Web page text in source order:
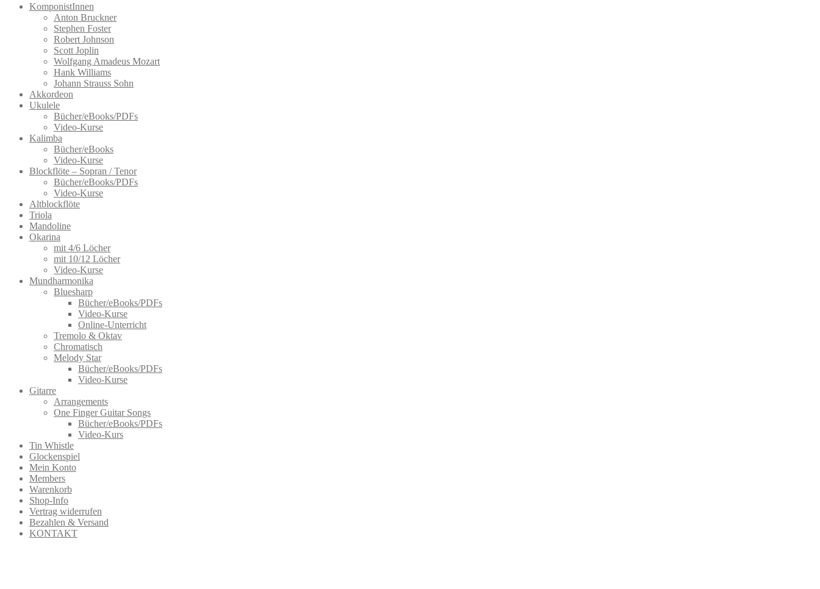
KomponistInnen
Anton Bruckner
Stephen Foster
Robert Johnson
Scott Joplin
Wolfgang Amadeus Mozart
Hank Williams
Johann Strauss Sohn
Akkordeon
Ukulele
Bücher/eBooks/PDFs
Video-Kurse
Kalimba
Bücher/eBooks
Video-Kurse
Blockflöte – Sopran / Tenor
Bücher/eBooks/PDFs
Video-Kurse
Altblockflöte
Triola
Mandoline
Okarina
mit 4/6 Löcher
mit 10/12 Löcher
Video-Kurse
Mundharmonika
Bluesharp
Bücher/eBooks/PDFs
Video-Kurse
Online-Unterricht
Tremolo & Oktav
Chromatisch
Melody Star
Bücher/eBooks/PDFs
Video-Kurse
Gitarre
Arrangements
One Finger Guitar Songs
Bücher/eBooks/PDFs
Video-Kurs
Tin Whistle
Glockenspiel
Mein Konto
Members
Warenkorb
Shop-Info
Vertrag widerrufen
Bezahlen & Versand
KONTAKT